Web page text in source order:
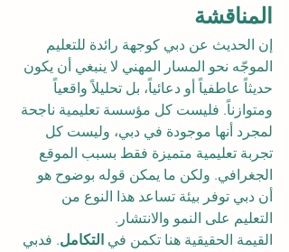
المناقشة
إن الحديث عن دبي كوجهة رائدة للتعليم
الموجّه نحو المسار المهني لا ينبغي أن يكون
حديثاً عاطفياً أو دعائياً، بل تحليلاً واقعياً
ومتوازناً. فليست كل مؤسسة تعليمية ناجحة
لمجرد أنها موجودة في دبي، وليست كل
تجربة تعليمية متميزة فقط بسبب الموقع
الجغرافي. ولكن ما يمكن قوله بوضوح هو
أن دبي توفر بيئة تساعد هذا النوع من
التعليم على النمو والانتشار.
القيمة الحقيقية هنا تكمن في التكامل. فدبي